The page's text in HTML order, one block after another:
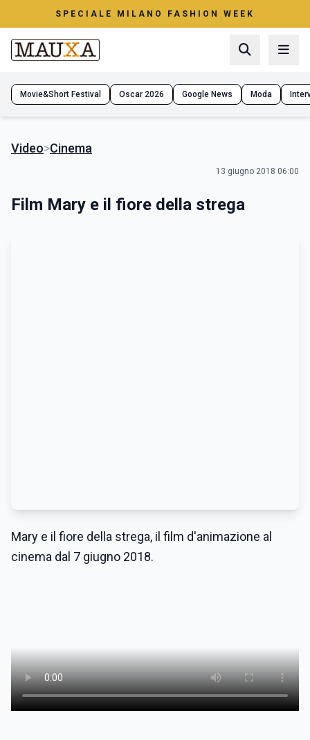
SPECIALE MILANO FASHION WEEK
Movie&Short Festival Oscar 2026 Google News Moda
Video>Cinema
13 giugno 2018 06:00
Film Mary e il fiore della strega
Mary e il fiore della strega, il film d'animazione al
cinema dal 7 giugno 2018.